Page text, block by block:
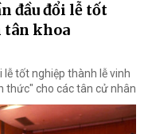
đầu đổi lễ tốt
tân khoa
lễ tốt nghiệp thành lễ vinh
thức" cho các tân cử nhân